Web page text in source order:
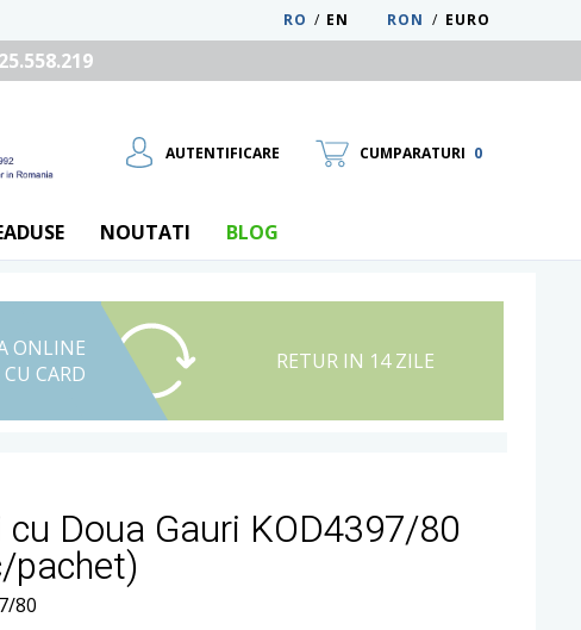
RON / EURO
EN
/
RO
AUTENTIFICARE
UTILIZATOR NOU
RECUPEREAZA PAROLA
CUMPARATURI 0
NOUTATI BLOG
ONLINE
CU CARD
RETUR IN 14 ZILE
Doua Gauri KOD4397/80
pachet)
80